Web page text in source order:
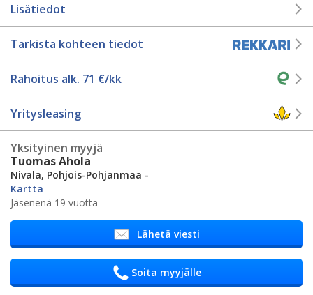
Lisätiedot
Tarkista kohteen tiedot
Rahoitus alk. 71 €/kk
Yritysleasing
Yksityinen myyjä
Tuomas Ahola
Nivala, Pohjois-Pohjanmaa -
Kartta
Jäsenenä 19 vuotta
Lähetä viesti
Soita myyjälle